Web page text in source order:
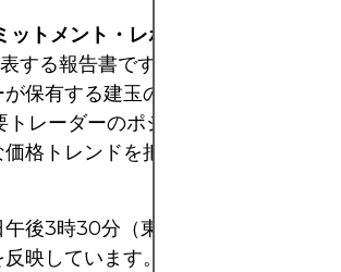
トメント・レポート）
する報告書です。通貨先物を含む先
保有する建玉の詳細な内訳を提供
レーダーのポジションを分析する
格トレンドを把握したい外国為替
後3時30分（東部標準時）に発表
映しています。これには、シカゴ